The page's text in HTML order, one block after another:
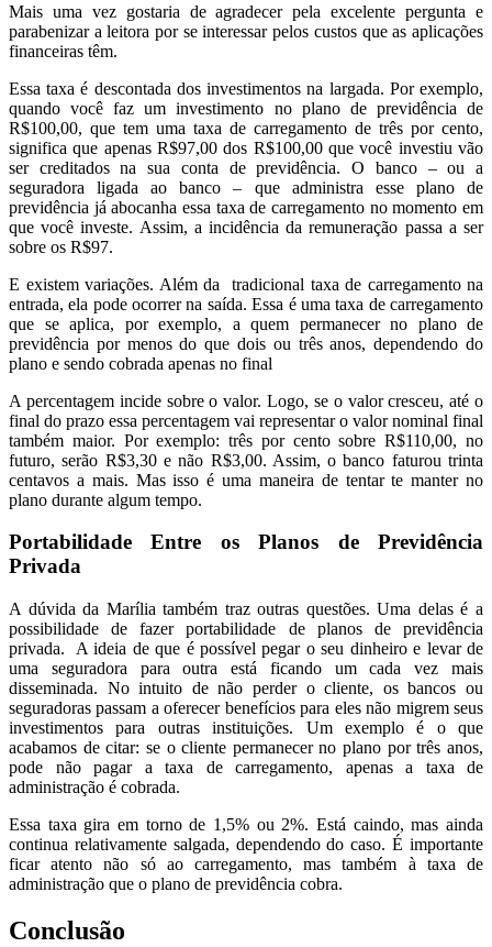
Mais uma vez gostaria de agradecer pela excelente pergunta e
parabenizar a leitora por se interessar pelos custos que as aplicações
financeiras têm.
Essa taxa é descontada dos investimentos na largada. Por exemplo,
quando você faz um investimento no plano de previdência de
R$100,00, que tem uma taxa de carregamento de três por cento,
significa que apenas R$97,00 dos R$100,00 que você investiu vão
ser creditados na sua conta de previdência. O banco – ou a
seguradora ligada ao banco – que administra esse plano de
previdência já abocanha essa taxa de carregamento no momento em
que você investe. Assim, a incidência da remuneração passa a ser
sobre os R$97.
E existem variações. Além da tradicional taxa de carregamento na
entrada, ela pode ocorrer na saída. Essa é uma taxa de carregamento
que se aplica, por exemplo, a quem permanecer no plano de
previdência por menos do que dois ou três anos, dependendo do
plano e sendo cobrada apenas no final
A percentagem incide sobre o valor. Logo, se o valor cresceu, até o
final do prazo essa percentagem vai representar o valor nominal final
também maior. Por exemplo: três por cento sobre R$110,00, no
futuro, serão R$3,30 e não R$3,00. Assim, o banco faturou trinta
centavos a mais. Mas isso é uma maneira de tentar te manter no
plano durante algum tempo.
Portabilidade Entre os Planos de Previdência
Privada
A dúvida da Marília também traz outras questões. Uma delas é a
possibilidade de fazer portabilidade de planos de previdência
privada. A ideia de que é possível pegar o seu dinheiro e levar de
uma seguradora para outra está ficando um cada vez mais
disseminada. No intuito de não perder o cliente, os bancos ou
seguradoras passam a oferecer benefícios para eles não migrem seus
investimentos para outras instituições. Um exemplo é o que
acabamos de citar: se o cliente permanecer no plano por três anos,
pode não pagar a taxa de carregamento, apenas a taxa de
administração é cobrada.
Essa taxa gira em torno de 1,5% ou 2%. Está caindo, mas ainda
continua relativamente salgada, dependendo do caso. É importante
ficar atento não só ao carregamento, mas também à taxa de
administração que o plano de previdência cobra.
Conclusão